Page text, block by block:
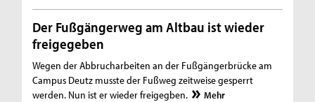
Der Fußgängerweg am Altbau ist wieder
freigegeben
Wegen der Abbrucharbeiten an der Fußgängerbrücke am
Campus Deutz musste der Fußweg zeitweise gesperrt
werden. Nun ist er wieder freigegben.
Mehr